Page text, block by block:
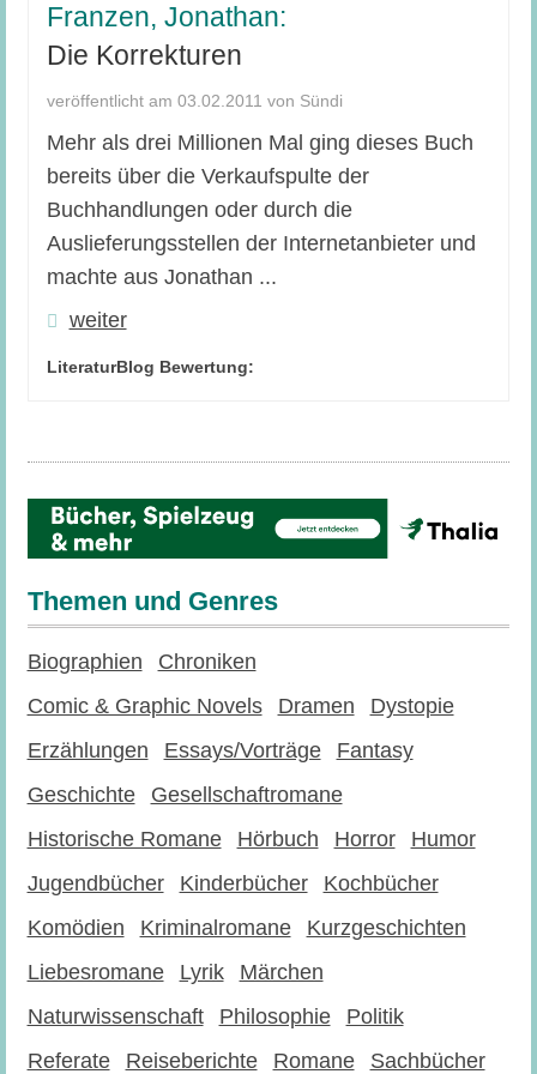
Franzen, Jonathan:
Die Korrekturen
veröffentlicht am 03.02.2011 von Sündi
Mehr als drei Millionen Mal ging dieses Buch
bereits über die Verkaufspulte der
Buchhandlungen oder durch die
Auslieferungsstellen der Internetanbieter und
machte aus Jonathan ...
weiter
LiteraturBlog Bewertung:
Themen und Genres
Biographien
Chroniken
Comic & Graphic Novels
Dramen
Dystopie
Erzählungen
Essays/Vorträge
Fantasy
Geschichte
Gesellschaftromane
Historische Romane
Hörbuch Horror
Humor
Jugendbücher
Kinderbücher
Kochbücher
Komödien
Kriminalromane
Kurzgeschichten
Liebesromane
Lyrik
Märchen
Naturwissenschaft
Philosophie
Politik
Referate
Reiseberichte Romane Sachbücher